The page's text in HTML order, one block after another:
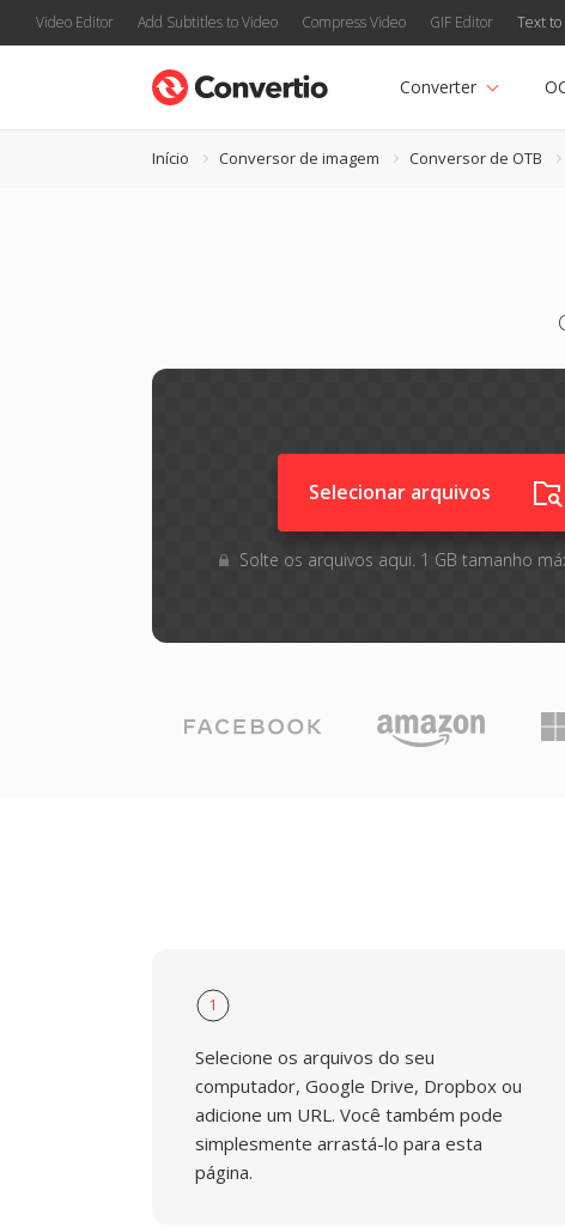
Video Editor Add Subtitles to Video Compress Video GIF Editor Text to
Converter
Início Conversor de imagem Conversor de OTB
Selecionar arquivos
Solte os arquivos aqui. 1 GB tamanho
1
Selecione os arquivos do seu
computador, Google Drive, Dropbox ou
adicione um URL. Você também pode
simplesmente arrastá-lo para esta
página.